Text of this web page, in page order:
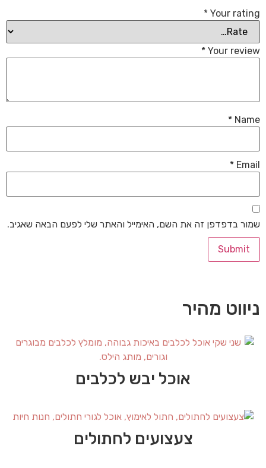
Your rating
*
Your review
*
Name
*
Email
*
שמור בדפדפן זה את השם, האימייל והאתר שלי לפעם הבאה שאגיב.
ניווט מהיר
אוכל יבש לכלבים
צעצועים לחתולים